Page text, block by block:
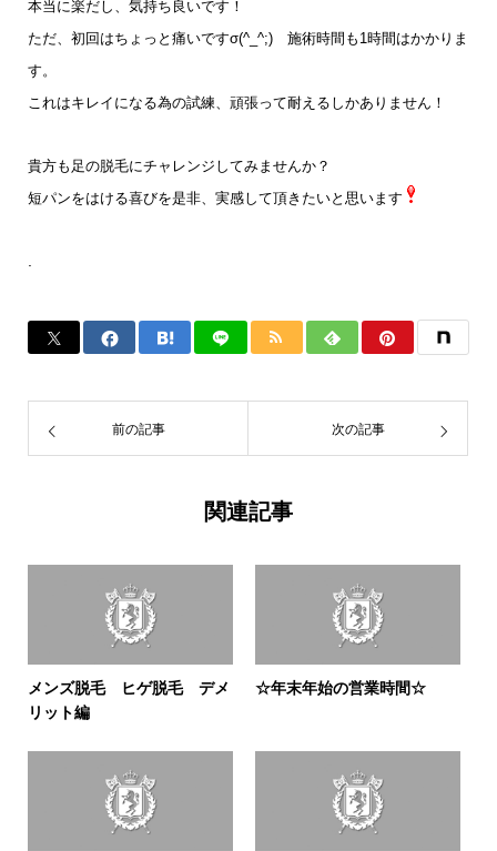
本当に楽だし、気持ち良いです！
ただ、初回はちょっと痛いですσ(^_^;) 施術時間も1時間はかかりま
す。
これはキレイになる為の試練、頑張って耐えるしかありません！
貴方も足の脱毛にチャレンジしてみませんか？
短パンをはける喜びを是非、実感して頂きたいと思います
前の記事 次の記事
関連記事
メンズ脱毛 ヒゲ脱毛 デメ
リット編
☆年末年始の営業時間☆